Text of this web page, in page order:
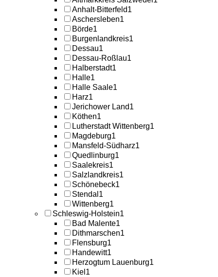
Anhalt-Bitterfeld1
Aschersleben1
Börde1
Burgenlandkreis1
Dessau1
Dessau-Roßlau1
Halberstadt1
Halle1
Halle Saale1
Harz1
Jerichower Land1
Köthen1
Lutherstadt Wittenberg1
Magdeburg1
Mansfeld-Südharz1
Quedlinburg1
Saalekreis1
Salzlandkreis1
Schönebeck1
Stendal 1
Wittenberg1
Schleswig-Holstein1
Bad Malente1
Dithmarschen1
Flensburg1
Handewitt1
Herzogtum Lauenburg1
Kiel 1